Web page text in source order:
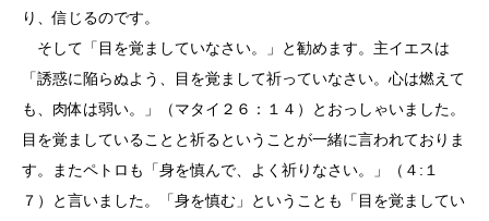
り、信じるのです。
そして「目を覚ましていなさい。」と勧めます。主イエスは
「誘惑に陥らぬよう、目を覚まして祈っていなさい。心は燃えて
も、肉体は弱い。」（マタイ２６：１４）とおっしゃいました。
目を覚ましていることと祈るということが一緒に言われておりま
す。またペトロも「身を慎んで、よく祈りなさい。」（４:１
７）と言いました。「身を慎む」ということも「目を覚ましてい